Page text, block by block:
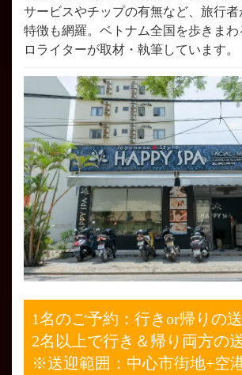
サービスやチップの有無など、旅行
特徴も網羅。ベトナム全国を歩きま
ロライターが取材・執筆しています。
1名のご予約：行きor帰りの
2名以上で行き＆帰り両方の
※送迎範囲：中心市街地+空